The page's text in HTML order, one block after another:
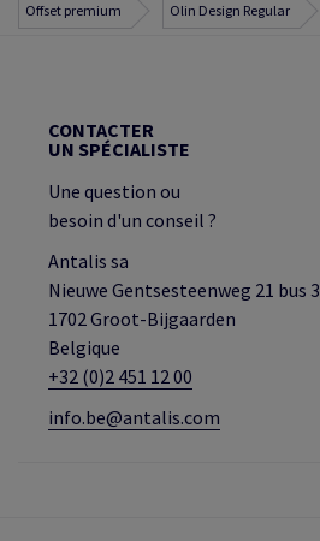
Offset premium Olin Design Regular
CONTACTER
UN SPÉCIALISTE
Une question ou
besoin d'un conseil ?
Antalis sa
Nieuwe Gentsesteenweg 21 bus 3
1702 Groot-Bijgaarden
Belgique
+32 (0)2 451 12 00
info.be@antalis.com